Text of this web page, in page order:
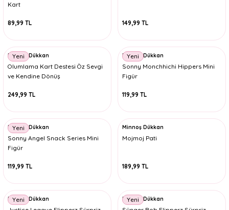
Kart
89,99 TL 149,99 TL
Yeni
Minnoş Dükkan
Olumlama Kart Destesi Öz Sevgi
ve Kendine Dönüş
249,99 TL
Yeni
Minnoş Dükkan
Sonny Monchhichi Hippers Mini
Figür
119,99 TL
Yeni
Minnoş Dükkan
Sonny Angel Snack Series Mini
Figür
119,99 TL
Minnoş Dükkan
Mojmoj Pati
189,99 TL
Yeni
Minnoş Dükkan Yeni
Minnoş Dükkan